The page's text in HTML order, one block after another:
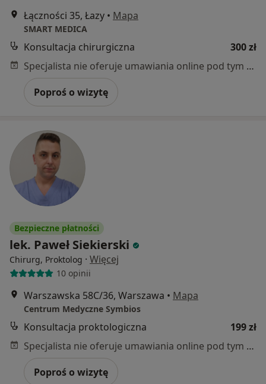
Łączności 35, Łazy • Mapa
SMART MEDICA
Konsultacja chirurgiczna
300 zł
Specjalista nie oferuje umawiania online pod tym adresem.
Poproś o wizytę
Bezpieczne płatności
lek. Paweł Siekierski
Chirurg, Proktolog · Więcej
10 opinii
Warszawska 58C/36, Warszawa • Mapa
Centrum Medyczne Symbios
Konsultacja proktologiczna
199 zł
Specjalista nie oferuje umawiania online pod tym adresem.
Poproś o wizytę